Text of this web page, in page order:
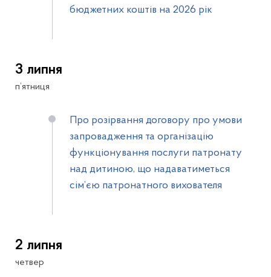
бюджетних коштів на 2026 рік
3 липня
п’ятниця
Про розірвання договору про умови
запровадження та організацію
функціонування послуги патронату
над дитиною, що надаватиметься
сім’єю патронатного вихователя
2 липня
четвер